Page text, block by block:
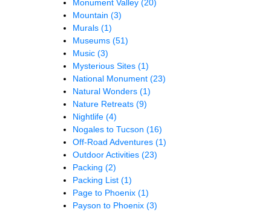
Monument Valley (20)
Mountain (3)
Murals (1)
Museums (51)
Music (3)
Mysterious Sites (1)
National Monument (23)
Natural Wonders (1)
Nature Retreats (9)
Nightlife (4)
Nogales to Tucson (16)
Off-Road Adventures (1)
Outdoor Activities (23)
Packing (2)
Packing List (1)
Page to Phoenix (1)
Payson to Phoenix (3)